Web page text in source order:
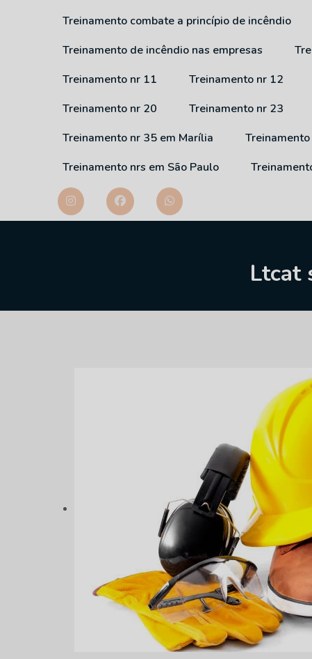
Treinamento combate a princípio de incêndio
Treinamento de incêndio nas empresas
Treinamento nr 11
Treinamento nr 12
Treinamento nr 20
Treinamento nr 23
Treinamento nr 35 em Marília
Treinamento nrs em São Paulo
Ltcat